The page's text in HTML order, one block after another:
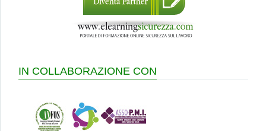
IN COLLABORAZIONE CON